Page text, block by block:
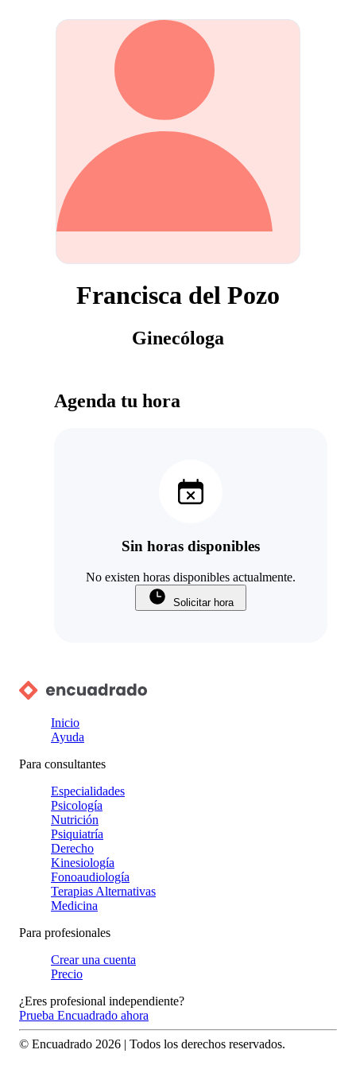
Francisca del Pozo
Ginecóloga
Agenda tu hora
Sin horas disponibles
No existen horas disponibles actualmente.
Solicitar hora
Inicio
Ayuda
Para consultantes
Especialidades
Psicología
Nutrición
Psiquiatría
Derecho
Kinesiología
Fonoaudiología
Terapias Alternativas
Medicina
Para profesionales
Crear una cuenta
Precio
¿Eres profesional independiente?
Prueba Encuadrado ahora
© Encuadrado 2026 | Todos los derechos reservados.